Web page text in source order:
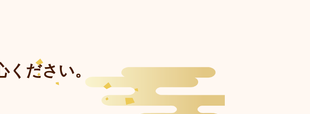
ださい。